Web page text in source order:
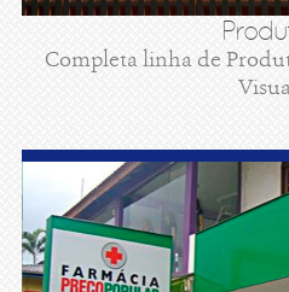
Completa linha de